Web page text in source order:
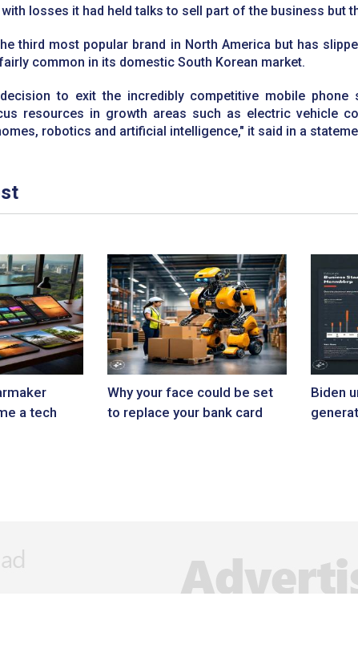
losses it had held talks to sell part of the business but
third most popular brand in North America but has
common in its domestic South Korean market.
to exit the incredibly competitive mobile phone
resources in growth areas such as electric vehicle
robotics and artificial intelligence," it said in a
a tech
Why your face could be set
to replace your bank card
Biden